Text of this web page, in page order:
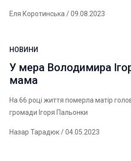
Еля Коротинська / 09.08.2023
НОВИНИ
У мера Володимира
мама
На 66 році життя померла матір
громади Ігоря Пальонки
Назар Тарадюк/ 04.05.2023